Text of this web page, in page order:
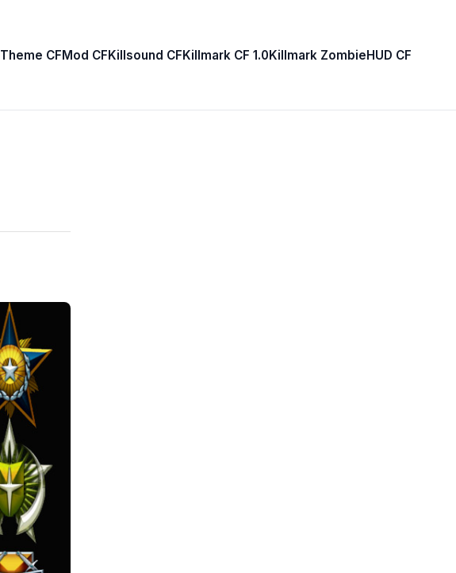
Theme CFMod CFKillsound CFKillmark CF 1.0Killmark ZombieHUD CF